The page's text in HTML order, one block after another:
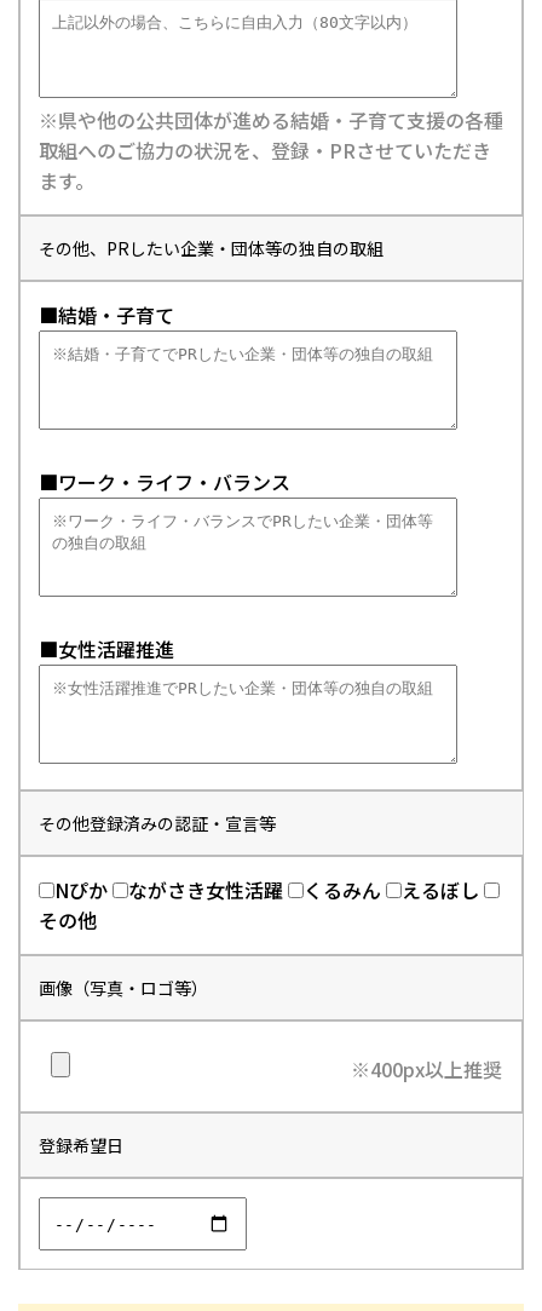
※県や他の公共団体が進める結婚・子育て支援の各種
取組へのご協力の状況を、登録・PRさせていただき
ます。
その他、PRしたい企業・団体等の独自の取組
■結婚・子育て
■ワーク・ライフ・バランス
■女性活躍推進
その他登録済みの認証・宣言等
Nぴか ながさき女性活躍 くるみん
えるぼし
その他
画像（写真・ロゴ等）
※400px以上推奨
登録希望日